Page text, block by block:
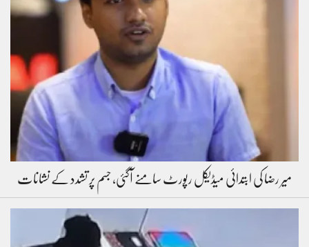
میر رضا کی ابتدائی میڈیکل رپورٹ سامنے آگئی، جسم پر تشدد کے نشانات